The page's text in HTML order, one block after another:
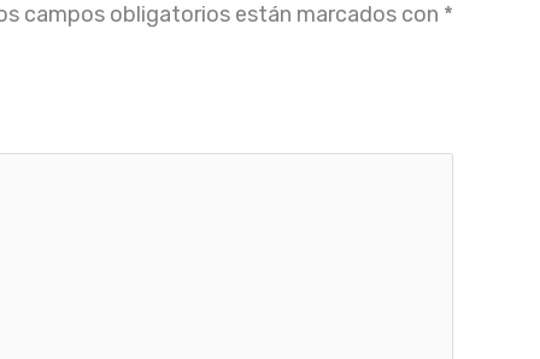
campos obligatorios están marcados con *